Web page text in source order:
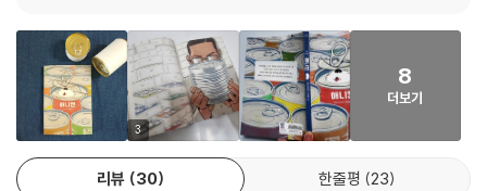
3
8
더보기
리뷰 30 한줄평 23